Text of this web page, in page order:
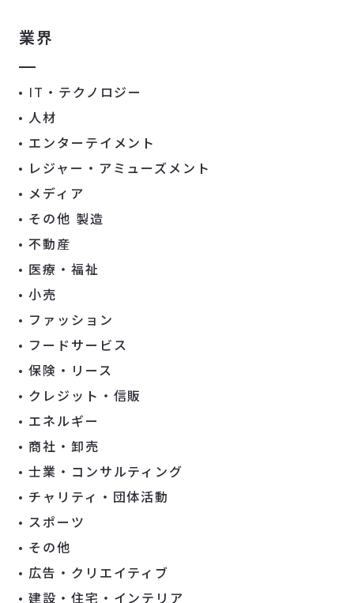
業界
IT・テクノロジー
人材
エンターテイメント
レジャー・アミューズメント
メディア
その他 製造
不動産
医療・福祉
小売
ファッション
フードサービス
保険・リース
クレジット・信販
エネルギー
商社・卸売
士業・コンサルティング
チャリティ・団体活動
スポーツ
その他
広告・クリエイティブ
建設・住宅・インテリア